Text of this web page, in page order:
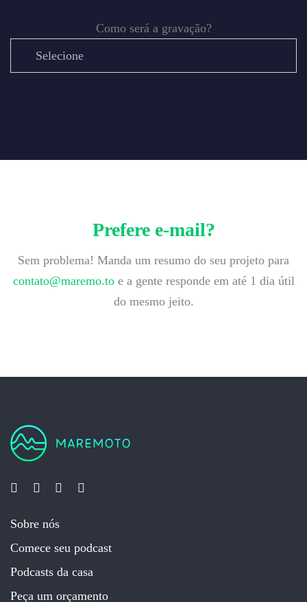
Como será a gravação?
Duração média do episódio final
Quantas pessoas participam por episódio (em média)?
Você precisa de cortes para redes sociais?
Prefere e-mail?
Sem problema! Manda um resumo do seu projeto para
contato@maremo.toe a gente responde em até 1 dia útil
do mesmo jeito.
Sobre nós
Comece seu podcast
Podcasts da casa
Peça um orçamento